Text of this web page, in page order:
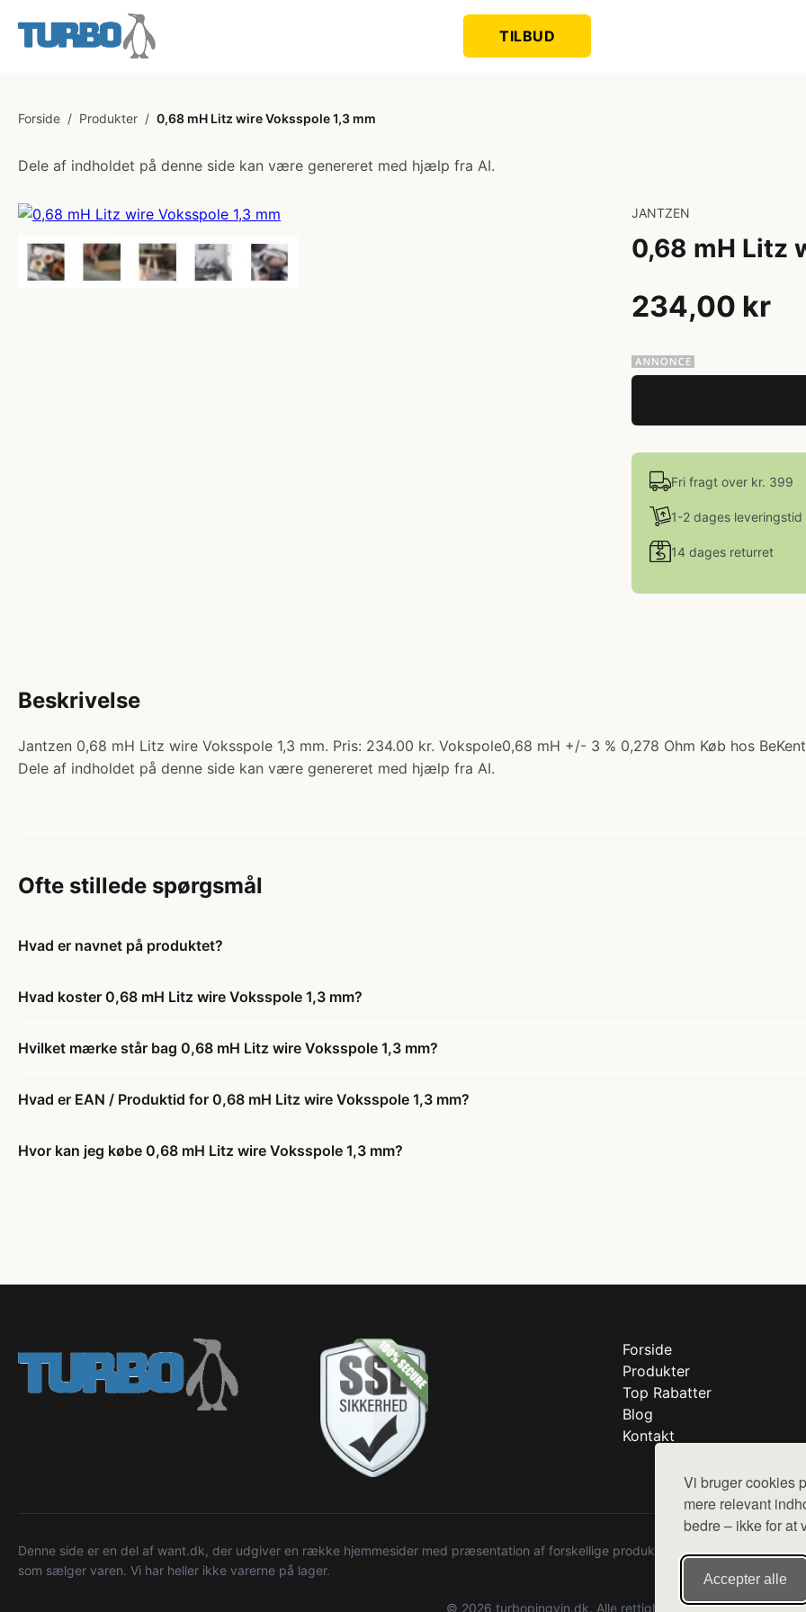
Vi bruger cookies
mere relevant
bedre – ikke for
Accepter alle
TILBUD
Forside / Produkter / 0,68 mH Litz wire Voksspole 1,3 mm
Dele af indholdet på denne side kan være genereret med hjælp fra AI.
JANTZEN
0,68 mH Litz
234,00 kr
Fri fragt over kr. 399
1-2 dages leveringstid
14 dages returret
Beskrivelse
Jantzen 0,68 mH Litz wire Voksspole 1,3 mm. Pris: 234.00 kr. Vokspole0,68 mH +/- 3 % 0,278 Ohm Køb hos
Dele af indholdet på denne side kan være genereret med hjælp fra AI.
Ofte stillede spørgsmål
Hvad er navnet på produktet?
Hvad koster 0,68 mH Litz wire Voksspole 1,3 mm?
Hvilket mærke står bag 0,68 mH Litz wire Voksspole 1,3 mm?
Hvad er EAN / Produktid for 0,68 mH Litz wire Voksspole 1,3 mm?
Hvor kan jeg købe 0,68 mH Litz wire Voksspole 1,3 mm?
Forside
Produkter
Top Rabatter
Blog
Kontakt
Denne side er en del af want.dk, der udgiver en række hjemmesider med præsentation af forskellige produkter fra diverse
som sælger varen. Vi har heller ikke varerne på lager.
© 2026 turbopingvin.dk. Alle rettigheder forbeholdes.